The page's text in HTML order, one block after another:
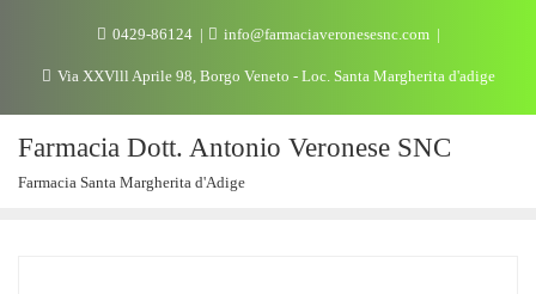
0429-86124 info@farmaciaveronesesnc.com
Via XXVlll Aprile 98, Borgo Veneto - Loc. Santa Margherita d'adige
Farmacia Dott. Antonio Veronese SNC
Farmacia Santa Margherita d'Adige